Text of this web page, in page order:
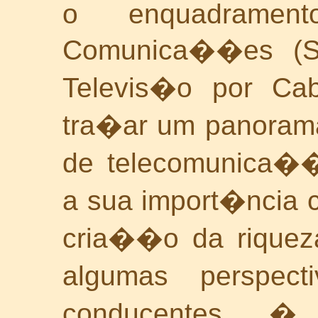
o
Comunica��es
Televis�o por
tra�ar um
de
a sua import�ncia
cria��o da
algumas